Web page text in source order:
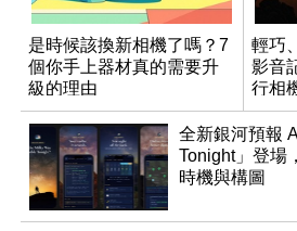
是時候該換新相機了嗎？7
個你手上器材真的需要升
級的理由
輕巧
影音
行相
全新銀河預報
Tonight」登場
時機與構圖